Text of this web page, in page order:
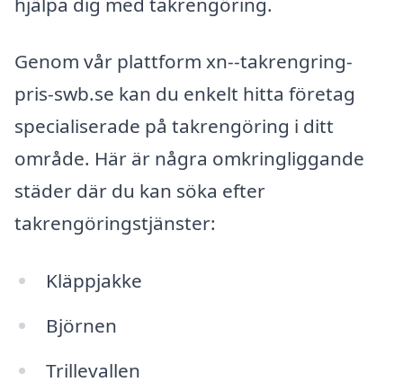
Genom vår plattform xn--takrengring-
pris-swb.se kan du enkelt hitta företag
specialiserade på takrengöring i ditt
område. Här är några omkringliggande
städer där du kan söka efter
takrengöringstjänster:
Kläppjakke
Björnen
Trillevallen